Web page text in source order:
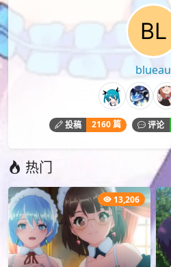
blueau
投稿 2160 篇 评论
热门
13,206